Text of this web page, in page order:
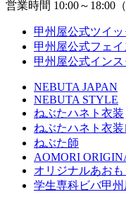
営業時間 10:00～18:00
甲州屋公式ツイッ
甲州屋公式フェイ
甲州屋公式インス
NEBUTA JAPAN
NEBUTA STYLE
ねぶたハネト衣装
ねぶたハネト衣
ねぶた師
AOMORI
オリジナルあお
学生専科ビバ甲州